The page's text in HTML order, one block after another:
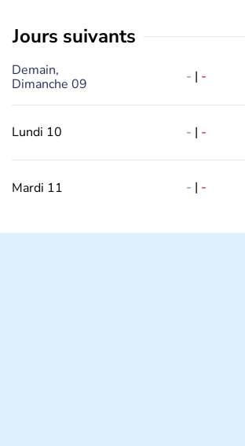
jours suivants
Demain,
Dimanche 09
- | -
Lundi 10 - | -
Mardi 11 - | -